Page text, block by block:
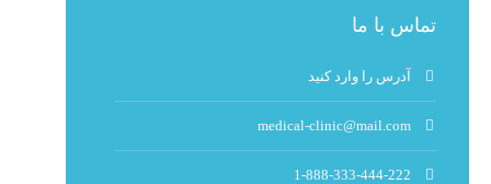
تماس با ما
آدرس را وارد کنید
medical-clinic@mail.com
1-888-333-444-222